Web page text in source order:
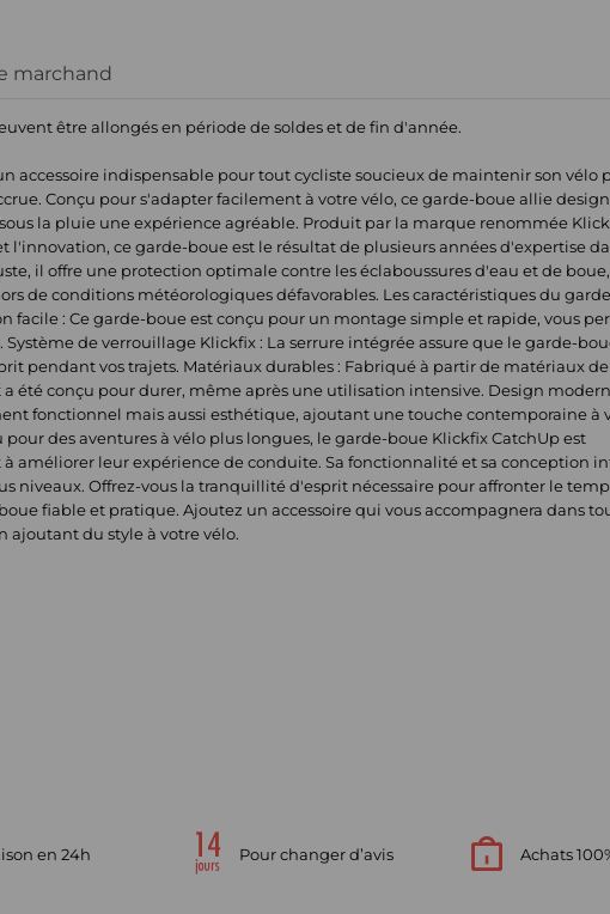
marchand
être allongés en période de soldes et de fin d'année.
accessoire indispensable pour tout cycliste soucieux de maintenir son vélo
Conçu pour s'adapter facilement à votre vélo, ce garde-boue allie
la pluie une expérience agréable. Produit par la marque renommée
ce garde-boue est le résultat de plusieurs années d'expertise
il offre une protection optimale contre les éclaboussures d'eau et de
de conditions météorologiques défavorables. Les caractéristiques du
facile : Ce garde-boue est conçu pour un montage simple et rapide, vous
de verrouillage Klickfix : La serrure intégrée assure que le garde-
pendant vos trajets. Matériaux durables : Fabriqué à partir de matériaux
été conçu pour durer, même après une utilisation intensive. Design
fonctionnel mais aussi esthétique, ajoutant une touche contemporaine à
des aventures à vélo plus longues, le garde-boue Klickfix CatchUp est
améliorer leur expérience de conduite. Sa fonctionnalité et sa conception
niveaux. Offrez-vous la tranquillité d'esprit nécessaire pour affronter le
fiable et pratique. Ajoutez un accessoire qui vous accompagnera dans
ajoutant du style à votre vélo.
en 24h Pour changer d’avis Achats